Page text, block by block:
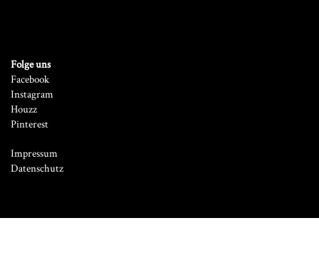
Folge uns
Facebook
Instagram
Houzz
Pinterest
Impressum
Datenschutz